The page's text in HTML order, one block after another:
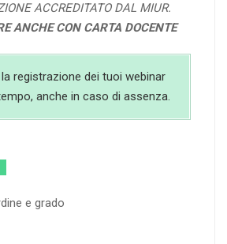
ACCREDITATO DAL MIUR.
ANCHE CON CARTA DOCENTE
registrazione dei tuoi webinar
anche in caso di assenza.
e grado